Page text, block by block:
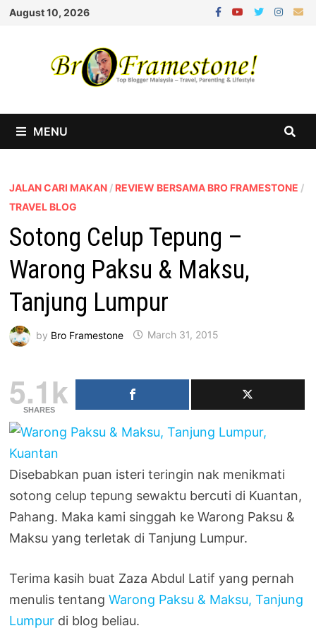
Skip
August 10, 2026
MENU
JALAN CARI MAKAN / REVIEW BERSAMA BRO FRAMESTONE /
TRAVEL BLOG
Sotong Celup Tepung –
Warong Paksu & Maksu,
Tanjung Lumpur
by Bro Framestone March 31, 2015
5.1k
SHARES
Disebabkan puan isteri teringin nak menikmati
sotong celup tepung sewaktu bercuti di Kuantan,
Pahang. Maka kami singgah ke Warong Paksu &
Maksu yang terletak di Tanjung Lumpur.
Terima kasih buat Zaza Abdul Latif yang pernah
menulis tentangWarong Paksu & Maksu, Tanjung
Lumpur di blog beliau.